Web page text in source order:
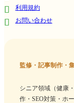
利用規約
お問い合わせ
監修・記事制作・
シニア領域（健康
作・SEO対策・ホ